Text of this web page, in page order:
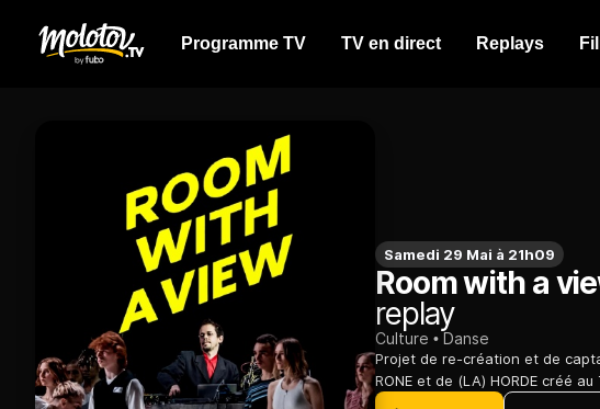
Programme TV TV en direct Replays
Samedi 29 Mai à 21h09
Room with a
replay
Culture Danse
Projet de re-création et de
RONE et de (LA) HORDE créé